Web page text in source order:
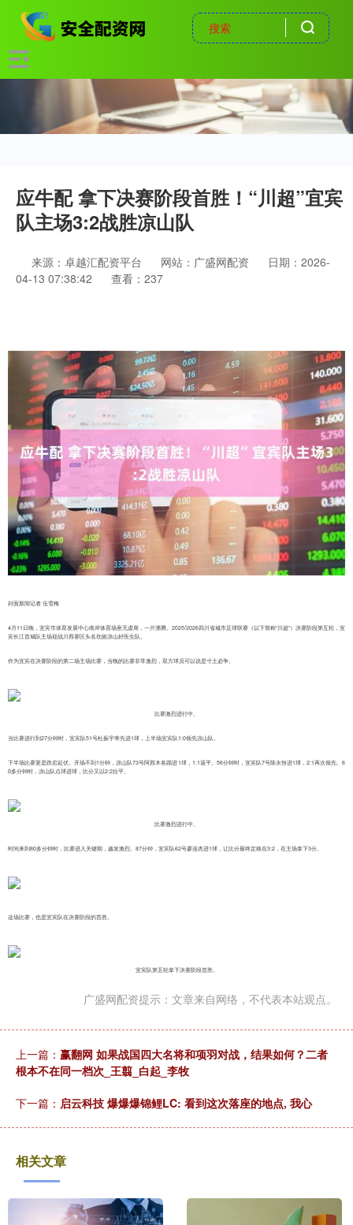
应牛配 拿下决赛阶段首胜！“川超”宜宾
队主场3:2战胜凉山队
来源：卓越汇配资平台 网站：广盛网配资
日期：2026-
04-13 07:38:42
查看：237
封面新闻记者 伍雪梅
4月11日晚，宜宾市体育发展中心南岸体育场座无虚席，一片沸腾。2025/2026四川省城市足球联赛（以下简称“川超”）决赛阶段第五轮，宜
宾长江首城队主场迎战川西赛区头名劲旅凉山好医生队。
作为宜宾在决赛阶段的第二场主场比赛，当晚的比赛非常激烈，双方球员可以说是寸土必争。
比赛激烈进行中。
当比赛进行到27分钟时，宜宾队51号杜振宇率先进1球，上半场宜宾队1:0领先凉山队。
下半场比赛更是跌宕起伏。开场不到1分钟，凉山队73号阿西木各踢进1球，1:1逼平。56分钟时，宜宾队7号陈永恒进1球，2:1再次领先。6
0多分钟时，凉山队点球进球，比分又以2:2拉平。
比赛激烈进行中。
时间来到80多分钟时，比赛进入关键期，越发激烈。87分钟，宜宾队62号廖连杰进1球，让比分最终定格在3:2，在主场拿下3分。
这场比赛，也是宜宾队在决赛阶段的首胜。
宜宾队第五轮拿下决赛阶段首胜。
广盛网配资提示：文章来自网络，不代表本站观点。
上一篇： 赢翻网 如果战国四大名将和项羽对战，结果如何？二者
根本不在同一档次_王翦_白起_李牧
下一篇： 启云科技 爆爆爆锦鲤LC: 看到这次落座的地点, 我心
相关文章